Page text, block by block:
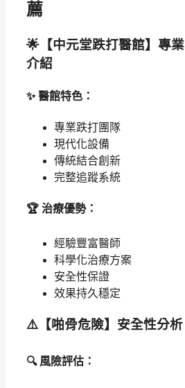
薦
🌟【中元堂跌打醫館】專業
介紹
✨ 醫館特色：
專業跌打團隊
現代化設備
傳統結合創新
完整追蹤系統
🏆 治療優勢：
經驗豐富醫師
科學化治療方案
安全性保證
效果持久穩定
⚠️【啪骨危險】安全性分析
🔍 風險評估：